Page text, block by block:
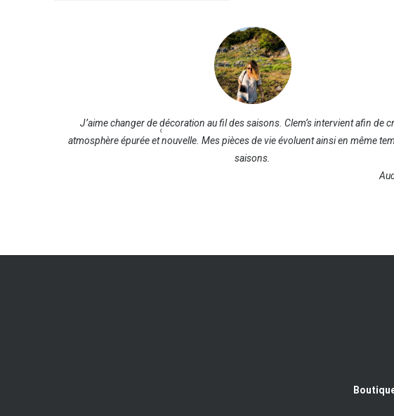
J’aime changer de décoration au fil des saisons. Clem’s intervient afin de
atmosphère épurée et nouvelle. Mes pièces de vie évoluent ainsi en même
saisons.
‹